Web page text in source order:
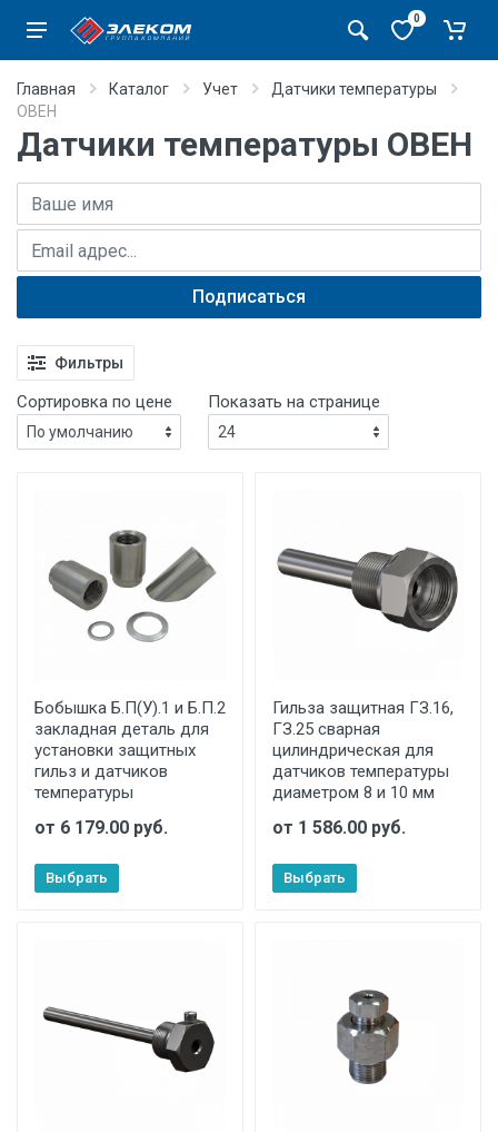
0
Главная Каталог Учет
Датчики температуры
ОВЕН
Датчики температуры ОВЕН
Имя
E-mail адрес
Подписаться
Фильтры
Сортировка по цене Показать на странице
Бобышка Б.П(У).1 и Б.П.2
закладная деталь для
установки защитных
гильз и датчиков
температуры
от 6 179.00 руб.
Выбрать
Гильза защитная ГЗ.16,
ГЗ.25 сварная
цилиндрическая для
датчиков температуры
диаметром 8 и 10 мм
от 1 586.00 руб.
Выбрать